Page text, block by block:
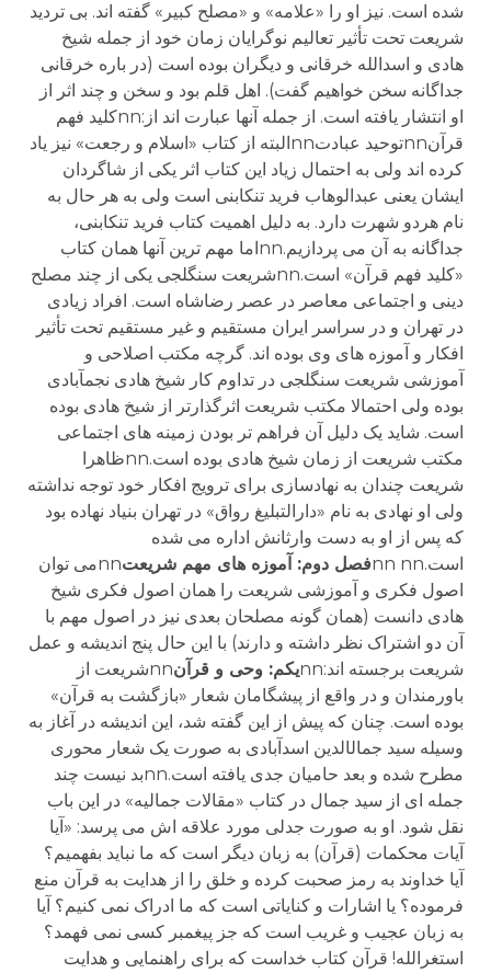
شده است. نیز او را «علامه» و «مصلح کبیر» گفته اند. بی تردید
شریعت تحت تأثیر تعالیم نوگرایان زمان خود از جمله شیخ
هادی و اسدالله خرقانی و دیگران بوده است (در باره خرقانی
جداگانه سخن خواهیم گفت). اهل قلم بود و سخن و چند اثر از
او انتشار یافته است. از جمله آنها عبارت اند از:nnکلید فهم
قرآنnnتوحید عبادتnnالبته از کتاب «اسلام و رجعت» نیز یاد
کرده اند ولی به احتمال زیاد این کتاب اثر یکی از شاگردان
ایشان یعنی عبدالوهاب فرید تنکابنی است ولی به هر حال به
نام هردو شهرت دارد. به دلیل اهمیت کتاب فرید تنکابنی،
جداگانه به آن می پردازیم.nnاما مهم ترین آنها همان کتاب
«کلید فهم قرآن» است.nnشریعت سنگلجی یکی از چند مصلح
دینی و اجتماعی معاصر در عصر رضاشاه است. افراد زیادی
در تهران و در سراسر ایران مستقیم و غیر مستقیم تحت تأثیر
افکار و آموزه های وی بوده اند. گرچه مکتب اصلاحی و
آموزشی شریعت سنگلجی در تداوم کار شیخ هادی نجم­آبادی
بوده ولی احتمالا مکتب شریعت اثرگذارتر از شیخ هادی بوده
است. شاید یک دلیل آن فراهم تر بودن زمینه های اجتماعی
مکتب شریعت از زمان شیخ هادی بوده است.nnظاهرا
شریعت چندان به نهادسازی برای ترویج افکار خود توجه نداشته
ولی او نهادی به نام «دارالتبلیغ رواق» در تهران بنیاد نهاده بود
که پس از او به دست وارثانش اداره می شده
است.nn nn
فصل دوم: آموزه های مهم شریعت
nnمی توان
اصول فکری و آموزشی شریعت را همان اصول فکری شیخ
هادی دانست (همان گونه مصلحان بعدی نیز در اصول مهم با
آن دو اشتراک نظر داشته و دارند) با این حال پنج اندیشه و عمل
شریعت برجسته اند:nn
یکم: وحی و قرآن
nnشریعت از
باورمندان و در واقع از پیشگامان شعار «بازگشت به قرآن»
بوده است. چنان که پیش از این گفته شد، این اندیشه در آغاز به
وسیله سید جمال­الدین اسدآبادی به صورت یک شعار محوری
مطرح شده و بعد حامیان جدی یافته است.nnبد نیست چند
جمله ای از سید جمال در کتاب «مقالات جمالیه» در این باب
نقل شود. او به صورت جدلی مورد علاقه اش می پرسد: «آیا
آیات محکمات (قرآن) به زبان دیگر است که ما نباید بفهمیم؟
آیا خداوند به رمز صحبت کرده و خلق را از هدایت به قرآن منع
فرموده؟ یا اشارات و کنایاتی است که ما ادراک نمی کنیم؟ آیا
به زبان عجیب و غریب است که جز پیغمبر کسی نمی فهمد؟
استغرالله! قرآن کتاب خداست که برای راهنمایی و هدایت